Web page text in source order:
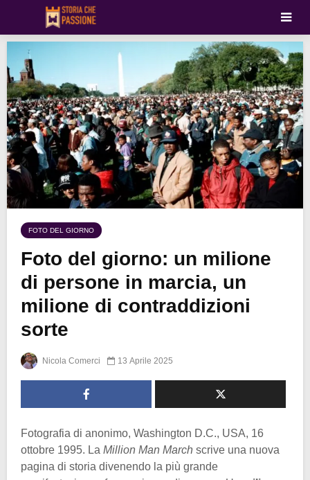
FOTO DEL GIORNO
Foto del giorno: un milione
di persone in marcia, un
milione di contraddizioni
sorte
Nicola Comerci 13 Aprile 2025
Fotografia di anonimo, Washington D.C., USA, 16
ottobre 1995. La Million Man March scrive una nuova
pagina di storia divenendo la più grande